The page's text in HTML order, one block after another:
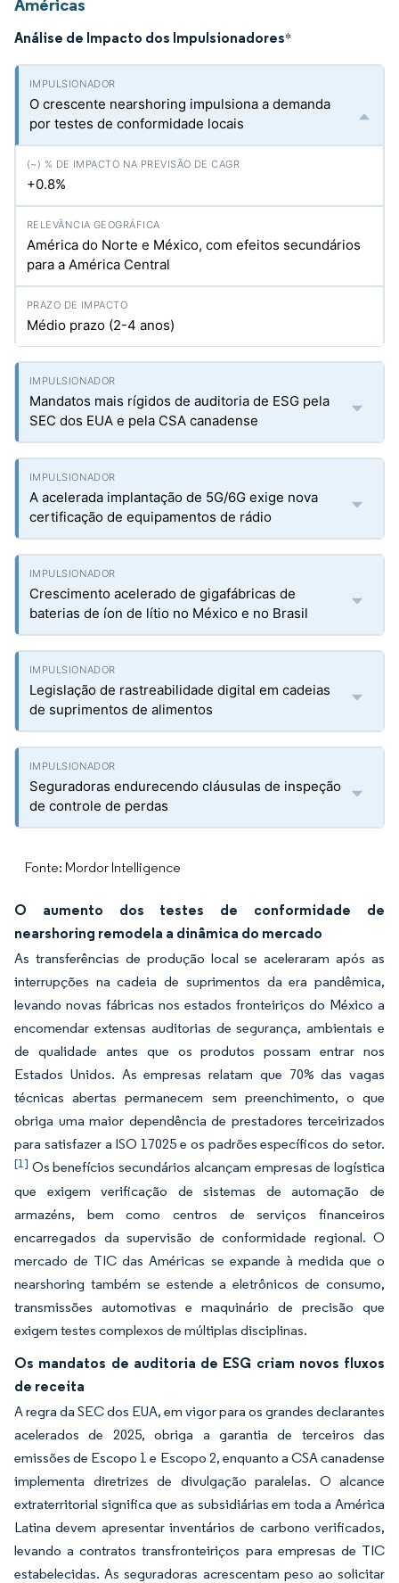
Américas
Análise de Impacto dos Impulsionadores*
O crescente nearshoring impulsiona a demanda
por testes de conformidade locais
+0.8%
América do Norte e México, com efeitos secundários
para a América Central
Médio prazo (2-4 anos)
Mandatos mais rígidos de auditoria de ESG pela
SEC dos EUA e pela CSA canadense
A acelerada implantação de 5G/6G exige nova
certificação de equipamentos de rádio
Crescimento acelerado de gigafábricas de
baterias de íon de lítio no México e no Brasil
Legislação de rastreabilidade digital em cadeias
de suprimentos de alimentos
Seguradoras endurecendo cláusulas de inspeção
de controle de perdas
Fonte: Mordor Intelligence
O aumento dos testes de conformidade de
nearshoring remodela a dinâmica do mercado
As transferências de produção local se aceleraram após as
interrupções na cadeia de suprimentos da era pandêmica,
levando novas fábricas nos estados fronteiriços do México a
encomendar extensas auditorias de segurança, ambientais e
de qualidade antes que os produtos possam entrar nos
Estados Unidos. As empresas relatam que 70% das vagas
técnicas abertas permanecem sem preenchimento, o que
obriga uma maior dependência de prestadores terceirizados
para satisfazer a ISO 17025 e os padrões específicos do setor.
[1] Os benefícios secundários alcançam empresas de logística
que exigem verificação de sistemas de automação de
armazéns, bem como centros de serviços financeiros
encarregados da supervisão de conformidade regional. O
mercado de TIC das Américas se expande à medida que o
nearshoring também se estende a eletrônicos de consumo,
transmissões automotivas e maquinário de precisão que
exigem testes complexos de múltiplas disciplinas.
Os mandatos de auditoria de ESG criam novos fluxos
de receita
A regra da SEC dos EUA, em vigor para os grandes declarantes
acelerados de 2025, obriga a garantia de terceiros das
emissões de Escopo 1 e Escopo 2, enquanto a CSA canadense
implementa diretrizes de divulgação paralelas. O alcance
extraterritorial significa que as subsidiárias em toda a América
Latina devem apresentar inventários de carbono verificados,
levando a contratos transfronteiriços para empresas de TIC
estabelecidas. As seguradoras acrescentam peso ao solicitar